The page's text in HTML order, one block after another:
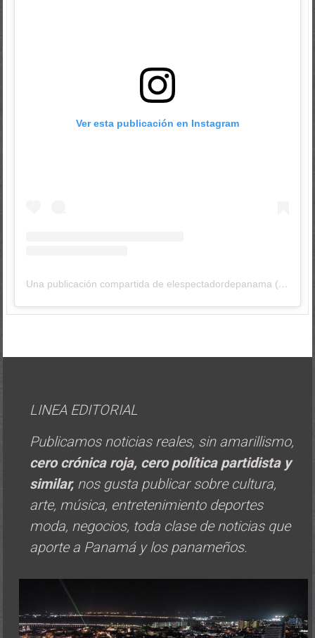
Ver esta publicación en Instagram
Una publicación compartida de elespectadordepanama (@elespectadordepanama)
LINEA EDITORIAL
Publicamos noticias reales, sin amarillismo,
cero crónica roja, cero política partidista y
similar, nos gusta publicar sobre cultura,
arte, música, entretenimiento deportes
moda, negocios, toda clase de noticias que
aporte a Panamá y los panameños.